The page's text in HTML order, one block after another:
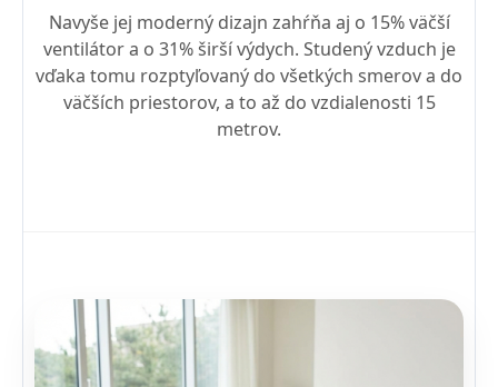
Navyše jej moderný dizajn zahŕňa aj o 15% väčší
ventilátor a o 31% širší výdych. Studený vzduch je
vďaka tomu rozptyľovaný do všetkých smerov a do
väčších priestorov, a to až do vzdialenosti 15
metrov.